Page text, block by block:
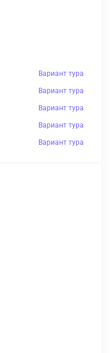
Вариант тура
Вариант тура
Вариант тура
Вариант тура
Вариант тура